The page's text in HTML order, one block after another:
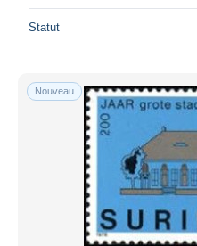
Statut
Nouveau